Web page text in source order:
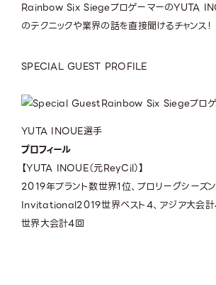
Rainbow Six SiegeプロゲーマーのYUTA
のテクニックや業界の話を直接聞けるチャンス！
SPECIAL GUEST PROFILE
Rainbow Six Siegeプロ
YUTA INOUE選手
プロフィール
【YUTA INOUE（元ReyCil）】
2019年プラント数世界1位、プロリーグシーズ
Invitational2019世界ベスト4、アジア大会
世界大会計4回